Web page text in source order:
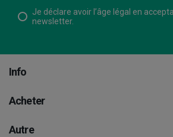
Je déclare avoir l’âge légal en
newsletter.
Info
Acheter
Autre